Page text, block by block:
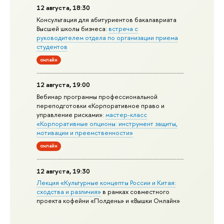
12 августа, 18:30
Консультация для абитуриентов бакалавриата
Высшей школы бизнеса: встреча с
руководителем отдела по организации приема
студентов
онлайн
12 августа, 19:00
Вебинар программы профессиональной
переподготовки «Корпоративное право и
управление рисками»:мастер-класс
«Корпоративные опционы: инструмент защиты,
мотивации и преемственности»
онлайн
12 августа, 19:30
Лекция «Культурные концепты России и Китая:
сходства и различия» в рамках совместного
проекта кофейни «Полдень» и «Вышки Онлайн»